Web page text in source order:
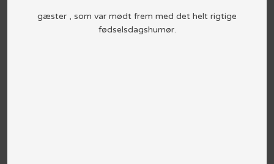
gæster , som var mødt frem med det helt rigtige
fødselsdagshumør.